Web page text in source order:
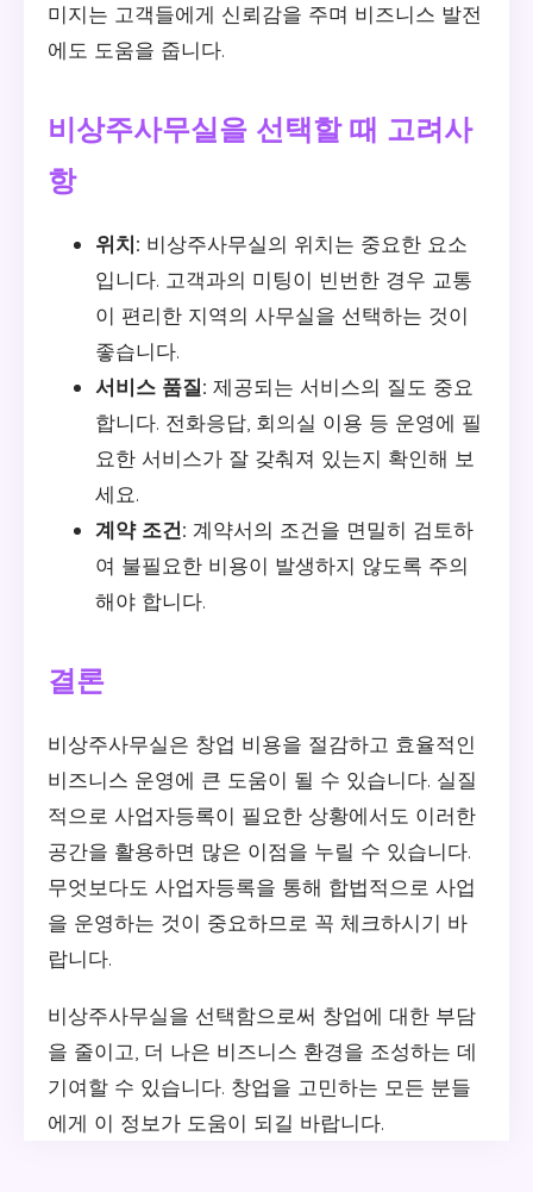
미지는 고객들에게 신뢰감을 주며 비즈니스 발전
에도 도움을 줍니다.
비상주사무실을 선택할 때 고려사
항
위치: 비상주사무실의 위치는 중요한 요소
입니다. 고객과의 미팅이 빈번한 경우 교통
이 편리한 지역의 사무실을 선택하는 것이
좋습니다.
서비스 품질: 제공되는 서비스의 질도 중요
합니다. 전화응답, 회의실 이용 등 운영에 필
요한 서비스가 잘 갖춰져 있는지 확인해 보
세요.
계약 조건: 계약서의 조건을 면밀히 검토하
여 불필요한 비용이 발생하지 않도록 주의
해야 합니다.
결론
비상주사무실은 창업 비용을 절감하고 효율적인
비즈니스 운영에 큰 도움이 될 수 있습니다. 실질
적으로 사업자등록이 필요한 상황에서도 이러한
공간을 활용하면 많은 이점을 누릴 수 있습니다.
무엇보다도 사업자등록을 통해 합법적으로 사업
을 운영하는 것이 중요하므로 꼭 체크하시기 바
랍니다.
비상주사무실을 선택함으로써 창업에 대한 부담
을 줄이고, 더 나은 비즈니스 환경을 조성하는 데
기여할 수 있습니다. 창업을 고민하는 모든 분들
에게 이 정보가 도움이 되길 바랍니다.